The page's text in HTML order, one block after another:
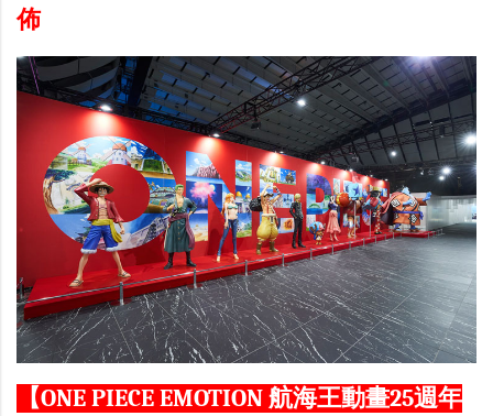
佈
【ONE PIECE EMOTION 航海王動畫25週年